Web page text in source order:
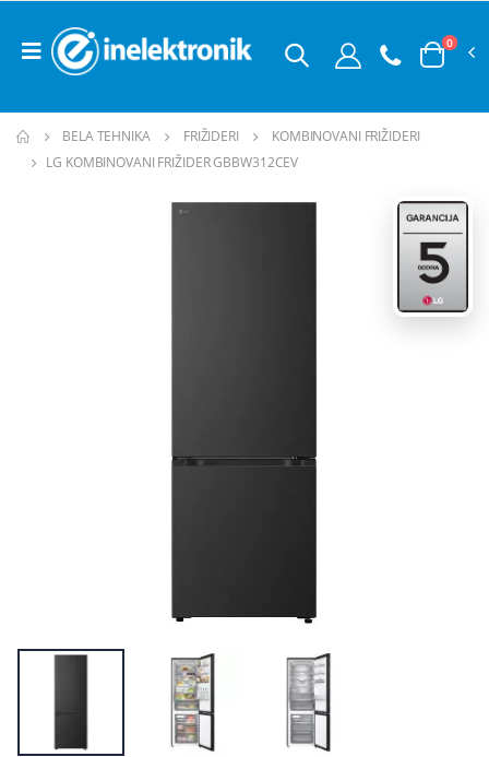
0
BELA TEHNIKA FRIŽIDERI
KOMBINOVANI FRIŽIDERI
LG KOMBINOVANI FRIŽIDER GBBW312CEV